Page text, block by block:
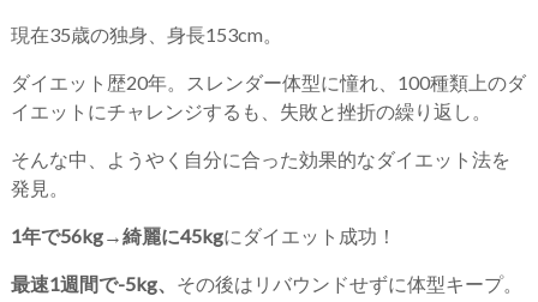
現在35歳の独身、身長153cm。
ダイエット歴20年。スレンダー体型に憧れ、100種類上のダ
イエットにチャレンジするも、失敗と挫折の繰り返し。
そんな中、ようやく自分に合った効果的なダイエット法を
発見。
1年で56kg→綺麗に45kgにダイエット成功！
最速1週間で-5kg、 その後はリバウンドせずに体型キープ。